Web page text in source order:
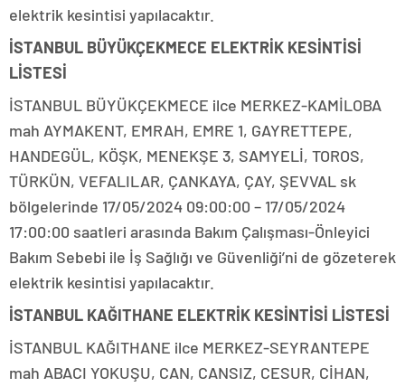
elektrik kesintisi yapılacaktır.
İSTANBUL BÜYÜKÇEKMECE ELEKTRİK KESİNTİSİ
LİSTESİ
İSTANBUL BÜYÜKÇEKMECE ilce MERKEZ-KAMİLOBA
mah AYMAKENT, EMRAH, EMRE 1, GAYRETTEPE,
HANDEGÜL, KÖŞK, MENEKŞE 3, SAMYELİ, TOROS,
TÜRKÜN, VEFALILAR, ÇANKAYA, ÇAY, ŞEVVAL sk
bölgelerinde 17/05/2024 09:00:00 – 17/05/2024
17:00:00 saatleri arasında Bakım Çalışması-Önleyici
Bakım Sebebi ile İş Sağlığı ve Güvenliği’ni de gözeterek
elektrik kesintisi yapılacaktır.
İSTANBUL KAĞITHANE ELEKTRİK KESİNTİSİ LİSTESİ
İSTANBUL KAĞITHANE ilce MERKEZ-SEYRANTEPE
mah ABACI YOKUŞU, CAN, CANSIZ, CESUR, CİHAN,